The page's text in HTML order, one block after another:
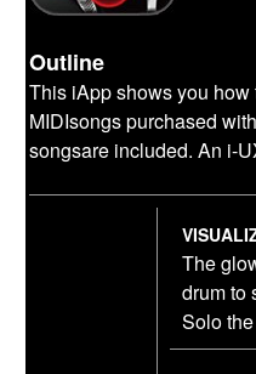
Outline
This iApp shows you
MIDIsongs purchased
songsare included. An i-
The
drum to
Solo